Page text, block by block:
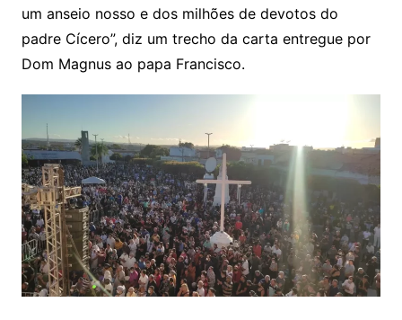
um anseio nosso e dos milhões de devotos do
padre Cícero”, diz um trecho da carta entregue por
Dom Magnus ao papa Francisco.